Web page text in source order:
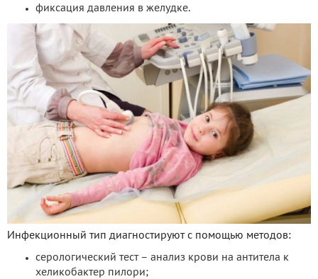
фиксация давления в желудке.
Инфекционный тип диагностируют с помощью методов:
серологический тест – анализ крови на антитела к
хеликобактер пилори;